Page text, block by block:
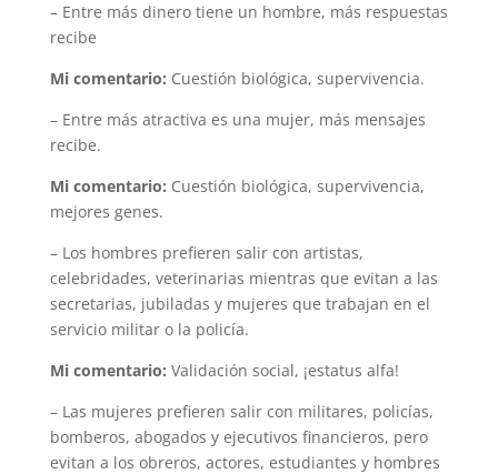
– Entre más dinero tiene un hombre, más respuestas
recibe
Mi comentario: Cuestión biológica, supervivencia.
– Entre más atractiva es una mujer, más mensajes
recibe.
Mi comentario: Cuestión biológica, supervivencia,
mejores genes.
– Los hombres prefieren salir con artistas,
celebridades, veterinarias mientras que evitan a las
secretarias, jubiladas y mujeres que trabajan en el
servicio militar o la policía.
Mi comentario: Validación social, ¡estatus alfa!
– Las mujeres prefieren salir con militares, policías,
bomberos, abogados y ejecutivos financieros, pero
evitan a los obreros, actores, estudiantes y hombres